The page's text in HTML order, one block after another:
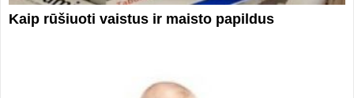
Kaip rūšiuoti vaistus ir maisto papildus